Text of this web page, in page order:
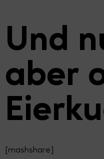
Und
aber
[mashshare]